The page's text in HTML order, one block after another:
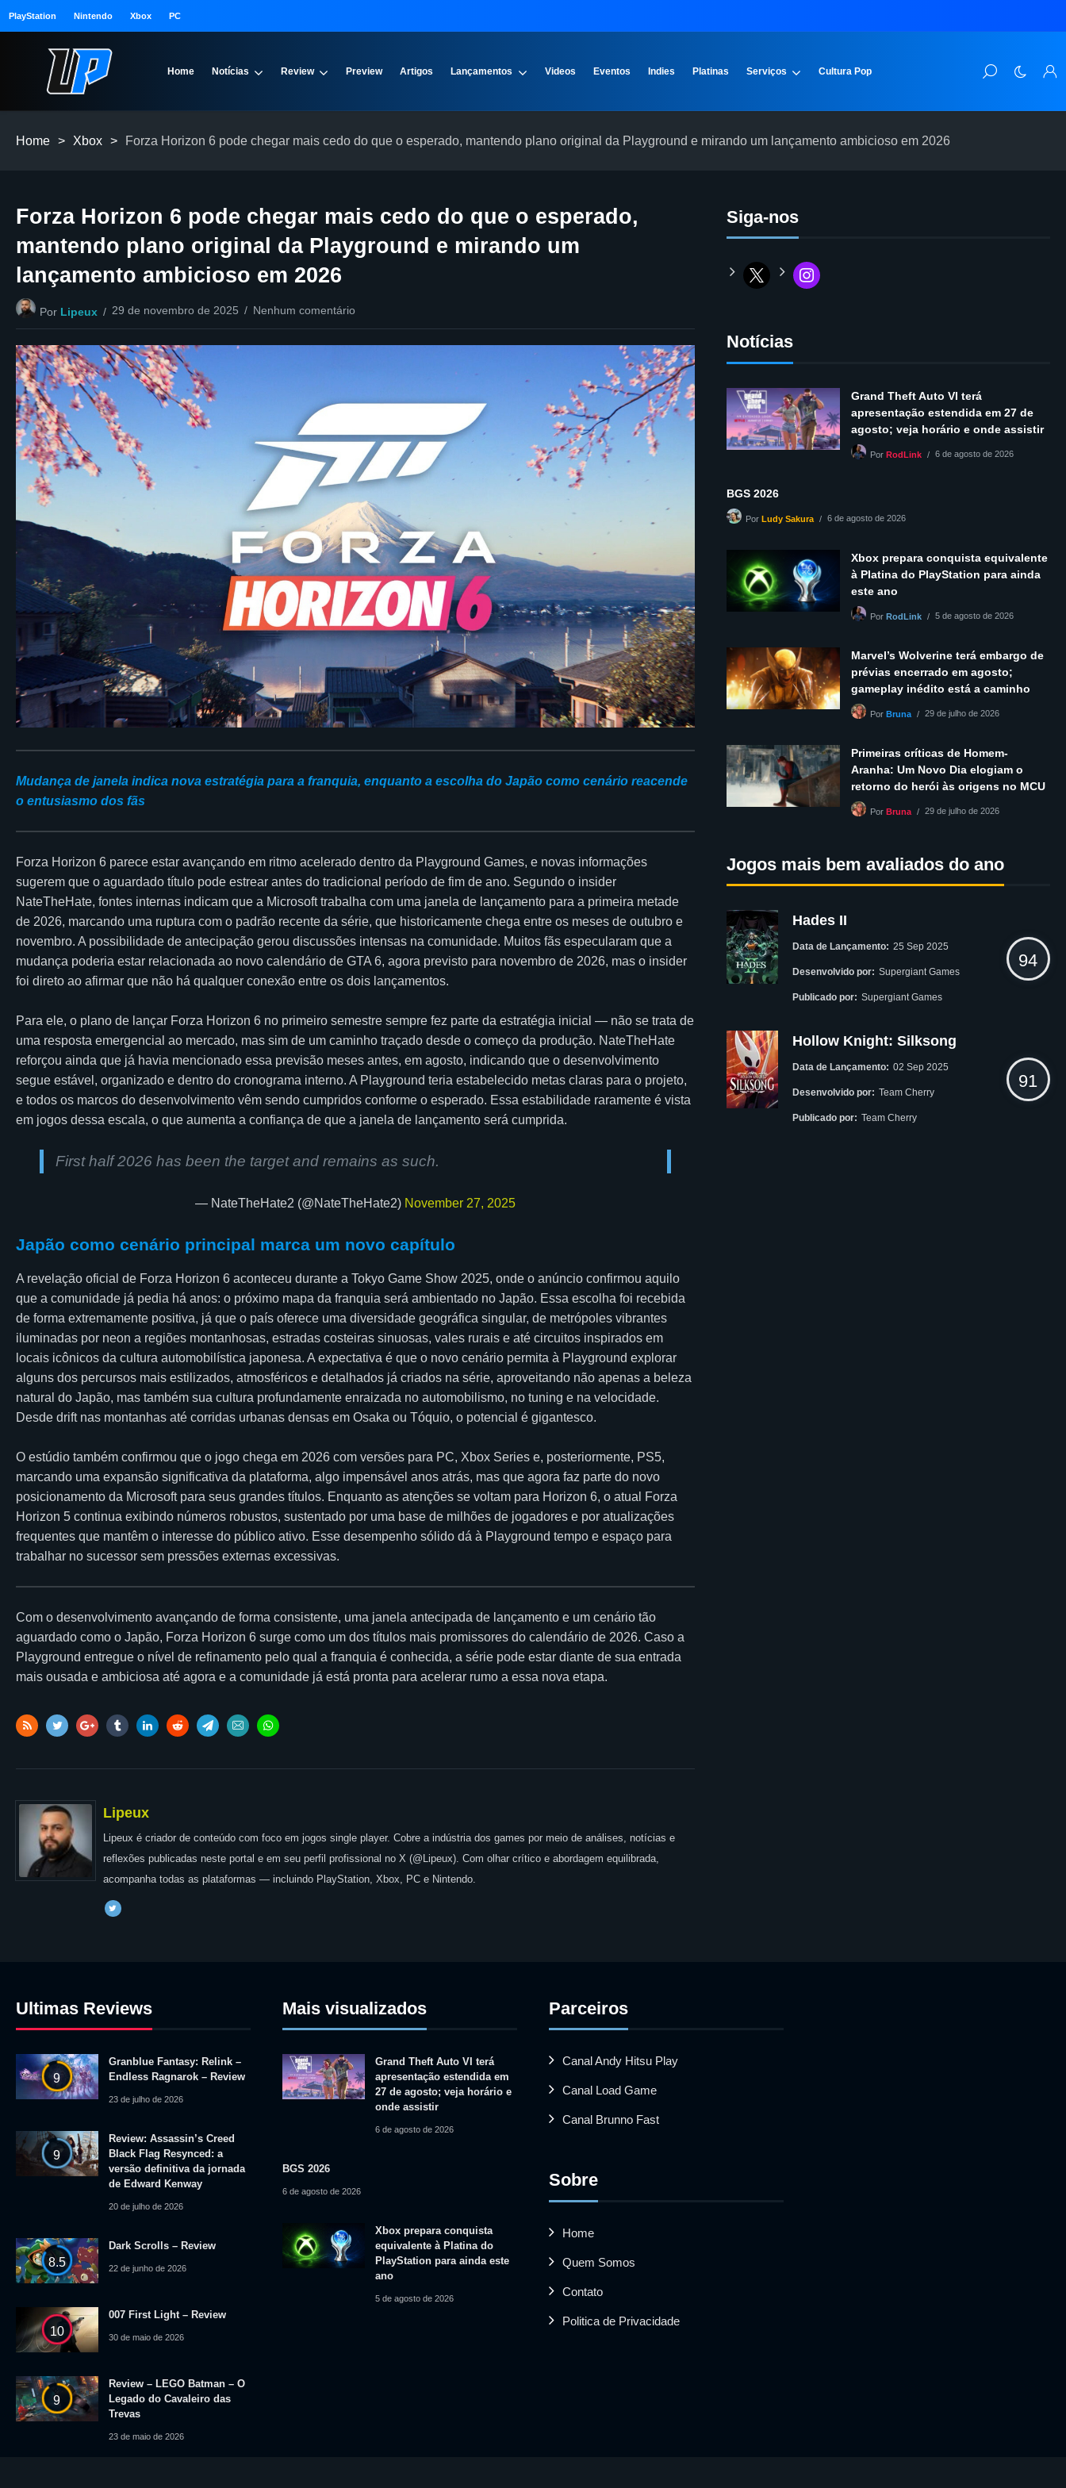
PlayStation Nintendo Xbox PC
Home Notícias Review Preview Artigos Lançamentos Videos Eventos Indies Platinas Serviços Cultura Pop
Home > Xbox > Forza Horizon 6 pode chegar mais cedo do que o esperado, mantendo plano original da Playground e mirando um lançamento ambicioso em 2026
Forza Horizon 6 pode chegar mais cedo do que o esperado,
mantendo plano original da Playground e mirando um
lançamento ambicioso em 2026
Por Lipeux 29 de novembro de 2025 Nenhum comentário
Mudança de janela indica nova estratégia para a franquia, enquanto a escolha do Japão como cenário reacende
o entusiasmo dos fãs
Forza Horizon 6 parece estar avançando em ritmo acelerado dentro da Playground Games, e novas informações
sugerem que o aguardado título pode estrear antes do tradicional período de fim de ano. Segundo o insider
NateTheHate, fontes internas indicam que a Microsoft trabalha com uma janela de lançamento para a primeira metade
de 2026, marcando uma ruptura com o padrão recente da série, que historicamente chega entre os meses de outubro e
novembro. A possibilidade de antecipação gerou discussões intensas na comunidade. Muitos fãs especularam que a
mudança poderia estar relacionada ao novo calendário de GTA 6, agora previsto para novembro de 2026, mas o insider
foi direto ao afirmar que não há qualquer conexão entre os dois lançamentos.
Para ele, o plano de lançar Forza Horizon 6 no primeiro semestre sempre fez parte da estratégia inicial — não se trata de
uma resposta emergencial ao mercado, mas sim de um caminho traçado desde o começo da produção. NateTheHate
reforçou ainda que já havia mencionado essa previsão meses antes, em agosto, indicando que o desenvolvimento
segue estável, organizado e dentro do cronograma interno. A Playground teria estabelecido metas claras para o projeto,
e todos os marcos do desenvolvimento vêm sendo cumpridos conforme o esperado. Essa estabilidade raramente é vista
em jogos dessa escala, o que aumenta a confiança de que a janela de lançamento será cumprida.
First half 2026 has been the target and remains as such.
— NateTheHate2 (@NateTheHate2) November 27, 2025
Japão como cenário principal marca um novo capítulo
A revelação oficial de Forza Horizon 6 aconteceu durante a Tokyo Game Show 2025, onde o anúncio confirmou aquilo
que a comunidade já pedia há anos: o próximo mapa da franquia será ambientado no Japão. Essa escolha foi recebida
de forma extremamente positiva, já que o país oferece uma diversidade geográfica singular, de metrópoles vibrantes
iluminadas por neon a regiões montanhosas, estradas costeiras sinuosas, vales rurais e até circuitos inspirados em
locais icônicos da cultura automobilística japonesa. A expectativa é que o novo cenário permita à Playground explorar
alguns dos percursos mais estilizados, atmosféricos e detalhados já criados na série, aproveitando não apenas a beleza
natural do Japão, mas também sua cultura profundamente enraizada no automobilismo, no tuning e na velocidade.
Desde drift nas montanhas até corridas urbanas densas em Osaka ou Tóquio, o potencial é gigantesco.
O estúdio também confirmou que o jogo chega em 2026 com versões para PC, Xbox Series e, posteriormente, PS5,
marcando uma expansão significativa da plataforma, algo impensável anos atrás, mas que agora faz parte do novo
posicionamento da Microsoft para seus grandes títulos. Enquanto as atenções se voltam para Horizon 6, o atual Forza
Horizon 5 continua exibindo números robustos, sustentado por uma base de milhões de jogadores e por atualizações
frequentes que mantêm o interesse do público ativo. Esse desempenho sólido dá à Playground tempo e espaço para
trabalhar no sucessor sem pressões externas excessivas.
Com o desenvolvimento avançando de forma consistente, uma janela antecipada de lançamento e um cenário tão
aguardado como o Japão, Forza Horizon 6 surge como um dos títulos mais promissores do calendário de 2026. Caso a
Playground entregue o nível de refinamento pelo qual a franquia é conhecida, a série pode estar diante de sua entrada
mais ousada e ambiciosa até agora e a comunidade já está pronta para acelerar rumo a essa nova etapa.
Lipeux
Lipeux é criador de conteúdo com foco em jogos single player. Cobre a indústria dos games por meio de análises, notícias e
reflexões publicadas neste portal e em seu perfil profissional no X (@Lipeux). Com olhar crítico e abordagem equilibrada,
acompanha todas as plataformas — incluindo PlayStation, Xbox, PC e Nintendo.
Siga-nos
Notícias
Grand Theft Auto VI terá
apresentação estendida em 27 de
agosto; veja horário e onde assistir
PorRodLink 6 de agosto de 2026
BGS 2026
PorLudy Sakura 6 de agosto de 2026
Xbox prepara conquista equivalente
à Platina do PlayStation para ainda
este ano
PorRodLink 5 de agosto de 2026
Marvel’s Wolverine terá embargo de
prévias encerrado em agosto;
gameplay inédito está a caminho
PorBruna 29 de julho de 2026
Primeiras críticas de Homem-
Aranha: Um Novo Dia elogiam o
retorno do herói às origens no MCU
PorBruna 29 de julho de 2026
Jogos mais bem avaliados do ano
Hades II
Data de Lançamento: 25 Sep 2025
Desenvolvido por: Supergiant Games
Publicado por: Supergiant Games
94
Hollow Knight: Silksong
Data de Lançamento: 02 Sep 2025
Desenvolvido por: Team Cherry
Publicado por: Team Cherry
91
Ultimas Reviews
9
Granblue Fantasy: Relink –
Endless Ragnarok – Review
23 de julho de 2026
9
Review: Assassin’s Creed
Black Flag Resynced: a
versão definitiva da jornada
de Edward Kenway
20 de julho de 2026
8.5
Dark Scrolls – Review
22 de junho de 2026
10
007 First Light – Review
30 de maio de 2026
9
Review – LEGO Batman – O
Legado do Cavaleiro das
Trevas
23 de maio de 2026
Mais visualizados
Grand Theft Auto VI terá
apresentação estendida em
27 de agosto; veja horário e
onde assistir
6 de agosto de 2026
BGS 2026
6 de agosto de 2026
Xbox prepara conquista
equivalente à Platina do
PlayStation para ainda este
ano
5 de agosto de 2026
Parceiros
Canal Andy Hitsu Play
Canal Load Game
Canal Brunno Fast
Sobre
Home
Quem Somos
Contato
Politica de Privacidade